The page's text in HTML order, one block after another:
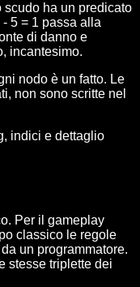
scudo ha un predicato
5 = 1 passa alla
di danno e
incantesimo.
nodo è un fatto. Le
non sono scritte nel
indici e dettaglio
Per il gameplay
classico le regole
un programmatore.
stesse triplette dei